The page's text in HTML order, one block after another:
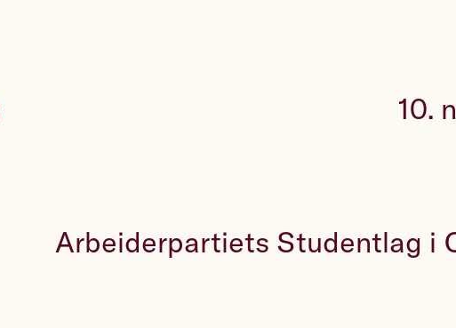
10.
Arbeiderpartiets Studentlag i